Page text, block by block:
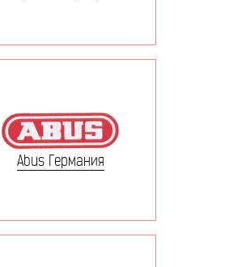
Abus Германия